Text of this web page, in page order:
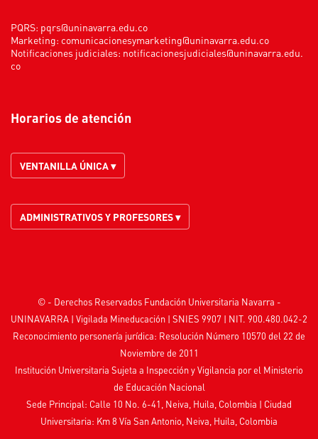
PQRS: pqrs@uninavarra.edu.co
Marketing: comunicacionesymarketing@uninavarra.edu.co
Notificaciones judiciales: notificacionesjudiciales@uninavarra.edu.
co
Horarios de atención
VENTANILLA ÚNICA ▾
ADMINISTRATIVOS Y PROFESORES ▾
© - Derechos Reservados Fundación Universitaria Navarra -
UNINAVARRA | Vigilada Mineducación | SNIES 9907 | NIT. 900.480.042-2
Reconocimiento personería jurídica: Resolución Número 10570 del 22 de
Noviembre de 2011
Institución Universitaria Sujeta a Inspección y Vigilancia por el Ministerio
de Educación Nacional
Sede Principal: Calle 10 No. 6-41, Neiva, Huila, Colombia | Ciudad
Universitaria: Km 8 Vía San Antonio, Neiva, Huila, Colombia